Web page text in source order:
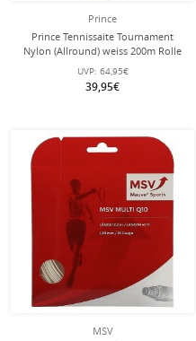
Prince
Prince Tennissaite Tournament
Nylon (Allround) weiss 200m Rolle
UVP: 64,95€
39,95€
MSV